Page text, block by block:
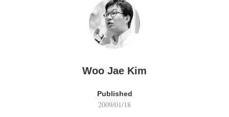
Woo Jae Kim
Published
2009/01/18